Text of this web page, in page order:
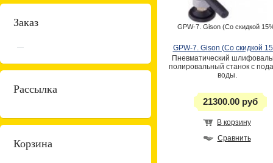
Заказ
Рассылка
Корзина
GPW-7. Gison (Со скидкой
GPW-7. Gison (Со скидкой
Пневматический
полировальный станок с
воды.
21300.00 руб
В корзину
Сравнить